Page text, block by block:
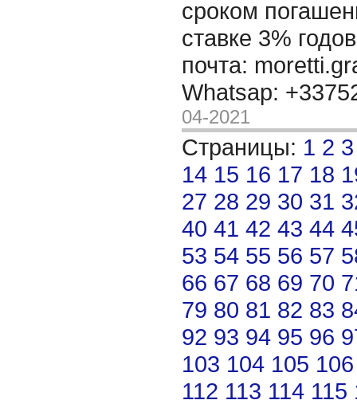
сроком
ставке 3%
почта:
Whatsap:
04-2021
Страницы: 1 2 3
14 15 16 17 18
27 28 29 30 31
40 41 42 43 44
53 54 55 56 57
66 67 68 69 70
79 80 81 82 83
92 93 94 95 96
103 104 105 106
112 113 114 115